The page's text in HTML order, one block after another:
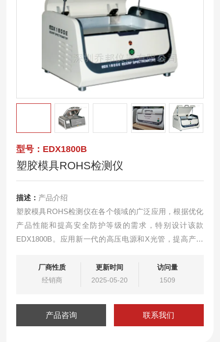
型号：EDX1800B
塑胶模具ROHS检测仪
描述： 产品介绍
塑胶模具ROHS检测仪在各个领域的广泛应用，根据优化
产品性能和提高安全防护等级的需求，特别设计该款
EDX1800B。应用新一代的高压电源和X光管，提高产品
厂商性质
经销商
更新时间
2025-05-20
访问量
1509
产品咨询 联系我们